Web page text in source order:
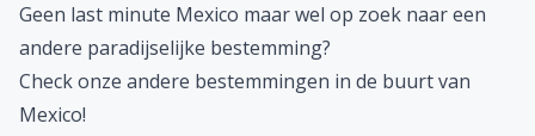
Geen last minute Mexico maar wel op zoek naar een
andere paradijselijke bestemming?
Check onze andere bestemmingen in de buurt van
Mexico!